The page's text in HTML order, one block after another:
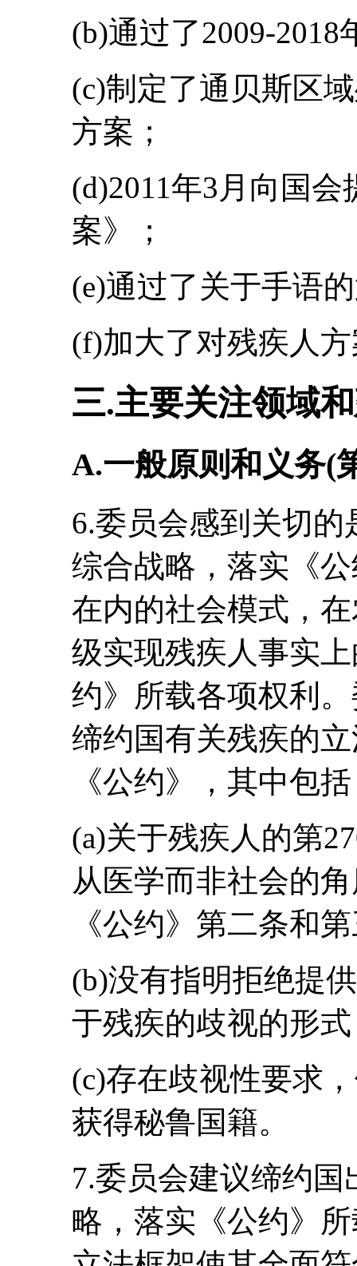
(b)通过了2009-
(c)制定了通贝斯区
方案；
(d)2011年3月向国
案》；
(e)通过了关于手语
(f)加大了对残疾人
三.主要关注领域
A.一般原则和义务(
6.委员会感到关切
综合战略，落实《
在内的社会模式，
级实现残疾人事实
约》所载各项权利
缔约国有关残疾的
《公约》，其中包
(a)关于残疾人的第
从医学而非社会的
《公约》第二条和
(b)没有指明拒绝提
于残疾的歧视的形
(c)存在歧视性要求
获得秘鲁国籍。
7.委员会建议缔约
略，落实《公约》